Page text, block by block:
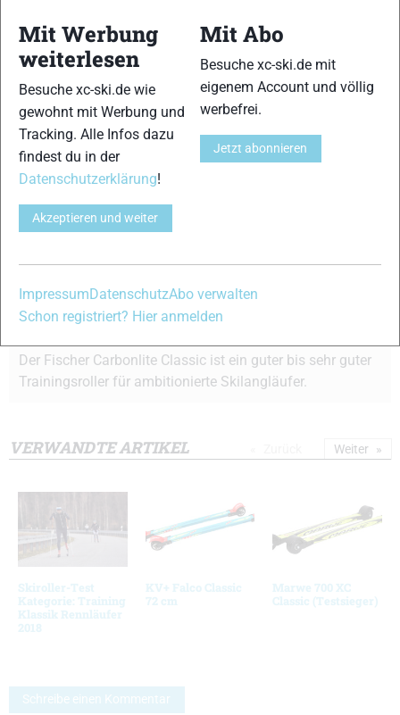
Haftung 13 von 15
12 von 15
Handling 12 von 15
Laufruhe/Dämpfung
Abfahrtsverhalten
Gesamtnote
Der Fischer Carbonlite Classic ist ein guter bis sehr guter
Trainingsroller für ambitionierte Skilangläufer.
VERWANDTE ARTIKEL
Skiroller-Test
Kategorie: Training
Klassik Rennläufer
2018
KV+ Falco Classic
72 cm
Marwe 700 XC
Classic (Testsieger)
Weiter
Schreibe einen Kommentar
Mit Werbung
weiterlesen
Besuche xc-ski.de wie
gewohnt mit Werbung und
Tracking. Alle Infos dazu
findest du in der
Datenschutzerklärung!
Akzeptieren und weiter
Mit Abo
Besuche xc-ski.de mit
eigenem Account und völlig
werbefrei.
Jetzt abonnieren
ImpressumDatenschutzAbo verwalten
Schon registriert? Hier anmelden